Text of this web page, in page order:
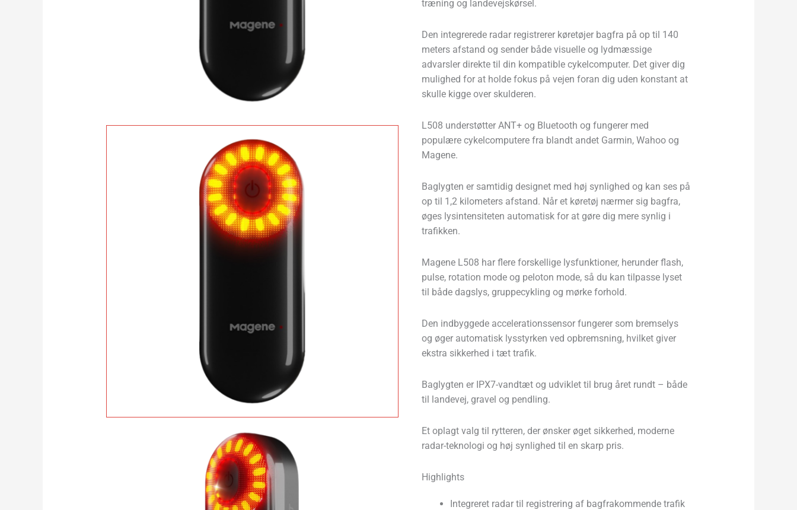
træning og landevejskørsel.
Den integrerede radar registrerer køretøjer bagfra på op til 140
meters afstand og sender både visuelle og lydmæssige
advarsler direkte til din kompatible cykelcomputer. Det giver dig
mulighed for at holde fokus på vejen foran dig uden konstant at
skulle kigge over skulderen.
L508 understøtter ANT+ og Bluetooth og fungerer med
populære cykelcomputere fra blandt andet Garmin, Wahoo og
Magene.
Baglygten er samtidig designet med høj synlighed og kan ses på
op til 1,2 kilometers afstand. Når et køretøj nærmer sig bagfra,
øges lysintensiteten automatisk for at gøre dig mere synlig i
trafikken.
Magene L508 har flere forskellige lysfunktioner, herunder flash,
pulse, rotation mode og peloton mode, så du kan tilpasse lyset
til både dagslys, gruppecykling og mørke forhold.
Den indbyggede accelerationssensor fungerer som bremselys
og øger automatisk lysstyrken ved opbremsning, hvilket giver
ekstra sikkerhed i tæt trafik.
Baglygten er IPX7-vandtæt og udviklet til brug året rundt – både
til landevej, gravel og pendling.
Et oplagt valg til rytteren, der ønsker øget sikkerhed, moderne
radar-teknologi og høj synlighed til en skarp pris.
Highlights
Integreret radar til registrering af bagfrakommende trafik